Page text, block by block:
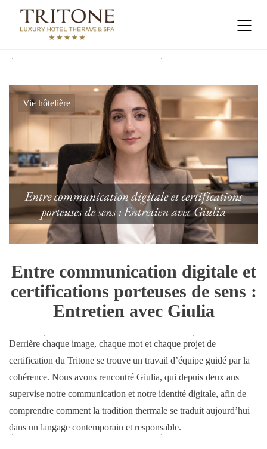
Vie hôtelière
Entre communication digitale et
certifications porteuses de sens :
Entretien avec Giulia
Derrière chaque image, chaque mot et chaque projet de
certification du Tritone se trouve un travail d’équipe guidé par la
cohérence. Nous avons rencontré Giulia, qui depuis deux ans
supervise notre communication et notre identité digitale, afin de
comprendre comment la tradition thermale se traduit aujourd’hui
dans un langage contemporain et responsable.